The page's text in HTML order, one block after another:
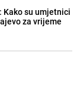
Kako su umjetnici
za vrijeme